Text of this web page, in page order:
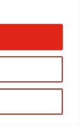
receber